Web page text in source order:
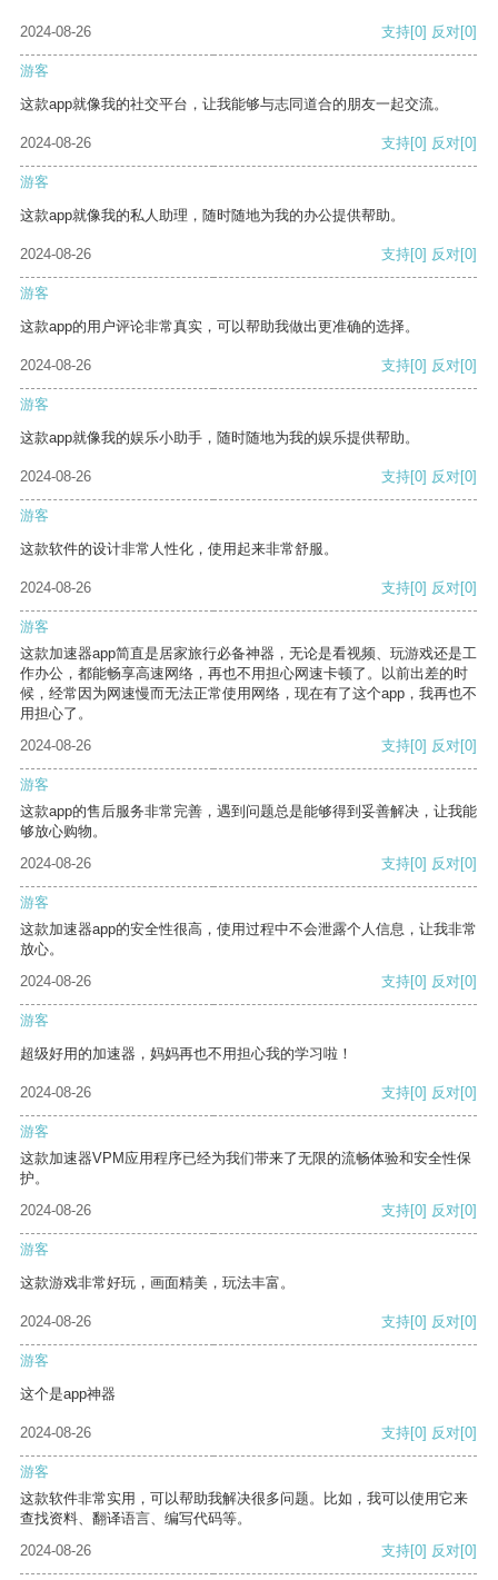
2024-08-26 支持[0] 反对[0]
游客
这款app就像我的社交平台，让我能够与志同道合的朋友一起交流。
2024-08-26 支持[0] 反对[0]
游客
这款app就像我的私人助理，随时随地为我的办公提供帮助。
2024-08-26 支持[0] 反对[0]
游客
这款app的用户评论非常真实，可以帮助我做出更准确的选择。
2024-08-26 支持[0] 反对[0]
游客
这款app就像我的娱乐小助手，随时随地为我的娱乐提供帮助。
2024-08-26 支持[0] 反对[0]
游客
这款软件的设计非常人性化，使用起来非常舒服。
2024-08-26 支持[0] 反对[0]
游客
这款加速器app简直是居家旅行必备神器，无论是看视频、玩游戏还是工
作办公，都能畅享高速网络，再也不用担心网速卡顿了。以前出差的时
候，经常因为网速慢而无法正常使用网络，现在有了这个app，我再也不
用担心了。
2024-08-26
支持[0] 反对[0]
游客
这款app的售后服务非常完善，遇到问题总是能够得到妥善解决，让我能
够放心购物。
2024-08-26
支持[0] 反对[0]
游客
这款加速器app的安全性很高，使用过程中不会泄露个人信息，让我非常
放心。
2024-08-26
支持[0] 反对[0]
游客
超级好用的加速器，妈妈再也不用担心我的学习啦！
2024-08-26 支持[0] 反对[0]
游客
这款加速器VPM应用程序已经为我们带来了无限的流畅体验和安全性保
护。
2024-08-26
支持[0] 反对[0]
游客
这款游戏非常好玩，画面精美，玩法丰富。
2024-08-26 支持[0] 反对[0]
游客
这个是app神器
2024-08-26 支持[0] 反对[0]
游客
这款软件非常实用，可以帮助我解决很多问题。比如，我可以使用它来
查找资料、翻译语言、编写代码等。
2024-08-26
支持[0] 反对[0]